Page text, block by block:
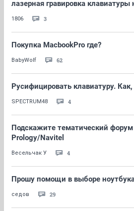
лазерная гравировка
1806 3
Покупка MacbookPro где?
BabyWolf 62
Русифицировать клавиатуру. Как,
SPECTRUM48 4
Подскажите тематический форум
Prology/Navitel
Весельчак У 4
Прошу помощи в выборе
седов 29